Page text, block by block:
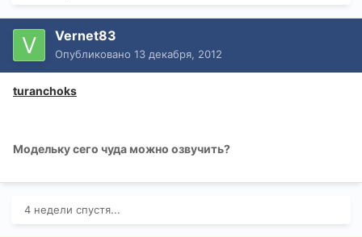
Vernet83
Опубликовано 13 декабря, 2012
turanchoks
Модельку сего чуда можно озвучить?
4 недели спустя...